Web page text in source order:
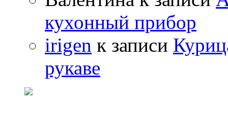
кухонный прибор
irigen к записи
рукаве